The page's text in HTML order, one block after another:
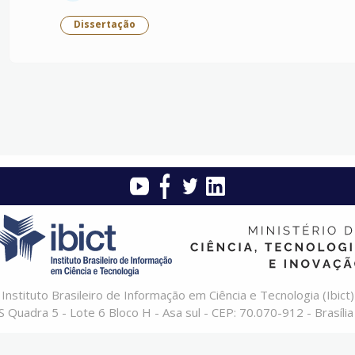
Dissertação
Instituto Brasileiro de Informação em Ciência e Tecnologia (Ibict)
Quadra 5 - Lote 6 Bloco H - Asa sul - CEP: 70.070-912 -